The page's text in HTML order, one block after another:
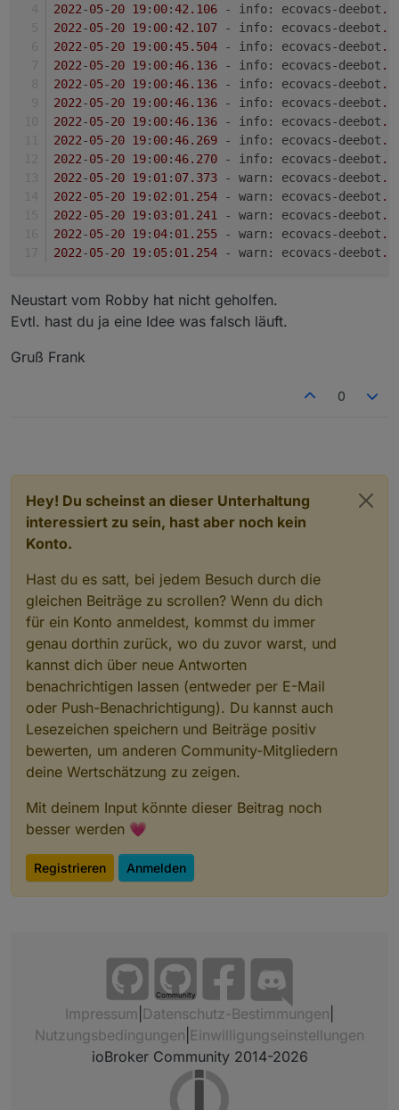
2022-05-20 19: 00:42.106 - info: ecovacs-deebot .0
2022-05-20 19: 00:42.107 - info: ecovacs-deebot .0
2022-05-20 19: 00:45.504 - info: ecovacs-deebot .0
2022-05-20 19: 00:46.136 - info: ecovacs-deebot .0
2022-05-20 19: 00:46.136 - info: ecovacs-deebot .0
2022-05-20 19: 00:46.136 - info: ecovacs-deebot .0
2022-05-20 19: 00:46.136 - info: ecovacs-deebot .0
2022-05-20 19: 00:46.269 - info: ecovacs-deebot .0
2022-05-20 19: 00:46.270 - info: ecovacs-deebot .0
2022-05-20 19: 01 : 07.373 - warn : ecovacs-deebot .0
2022-05-20 19: 02 : 01 .254 - warn : ecovacs-deebot .0
2022-05-20 19: 03: 01 .241 - warn : ecovacs-deebot .0
2022-05-20 19: 04: 01 .255 - warn : ecovacs-deebot .0
2022-05-20 19: 05: 01 .254 - warn : ecovacs-deebot .0
Neustart vom Robby hat nicht geholfen.
Evtl. hast du ja eine Idee was falsch läuft.
Gruß Frank
0
Hey! Du scheinst an dieser Unterhaltung
interessiert zu sein, hast aber noch kein
Konto.
Hast du es satt, bei jedem Besuch durch die
gleichen Beiträge zu scrollen? Wenn du dich
für ein Konto anmeldest, kommst du immer
genau dorthin zurück, wo du zuvor warst, und
kannst dich über neue Antworten
benachrichtigen lassen (entweder per E-Mail
oder Push-Benachrichtigung). Du kannst auch
Lesezeichen speichern und Beiträge positiv
bewerten, um anderen Community-Mitgliedern
deine Wertschätzung zu zeigen.
Mit deinem Input könnte dieser Beitrag noch
besser werden 💗
Registrieren Anmelden
Community
Impressum Datenschutz-Bestimmungen
Nutzungsbedingungen Einwilligungseinstellungen
ioBroker Community 2014-2026